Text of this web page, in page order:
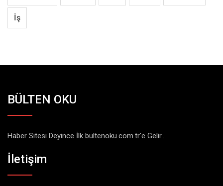
İş
BÜLTEN OKU
Haber Sitesi Deyince İlk bultenoku.com.tr'e Gelir...
İletişim